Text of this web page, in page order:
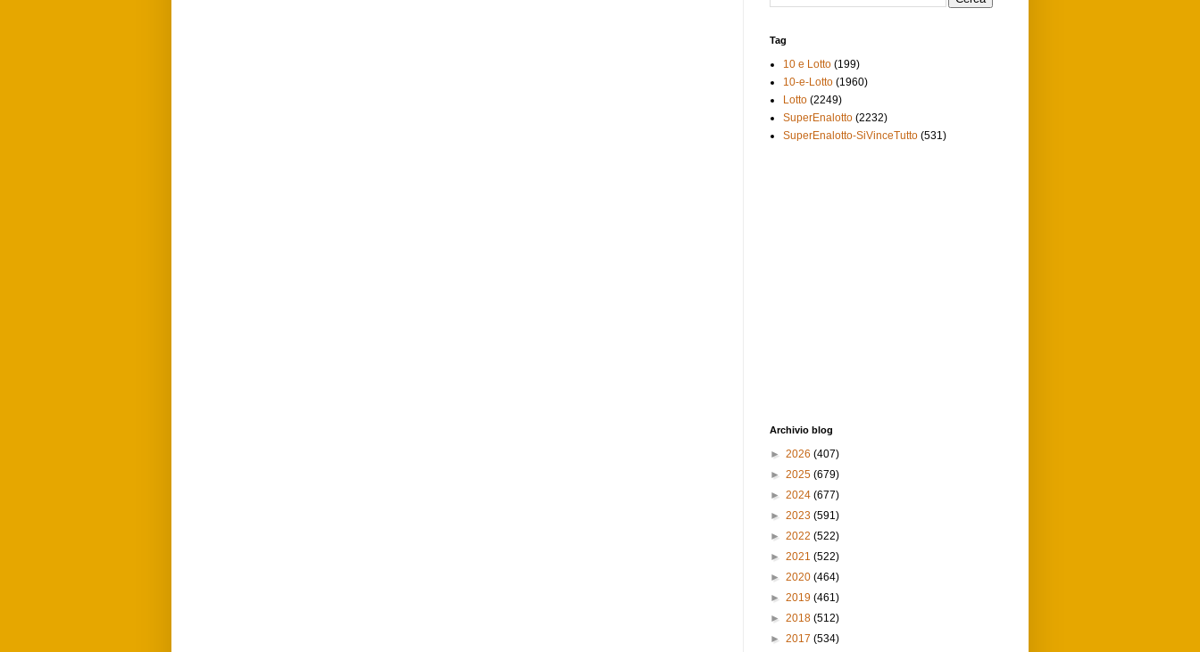
Tag
10 e Lotto (199)
10-e-Lotto (1960)
Lotto (2249)
SuperEnalotto (2232)
SuperEnalotto-SiVinceTutto (531)
Archivio blog
► 2026 (407)
► 2025 (679)
► 2024 (677)
► 2023 (591)
► 2022 (522)
► 2021 (522)
► 2020 (464)
► 2019 (461)
► 2018 (512)
► 2017 (534)